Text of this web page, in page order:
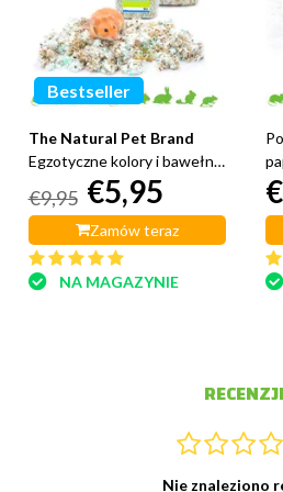
Bestseller
The Natural Pet Brand
Egzotyczne kolory i bawełna
€9,95 €5,95
Zamów teraz
NA MAGAZYNIE
Nie znaleziono